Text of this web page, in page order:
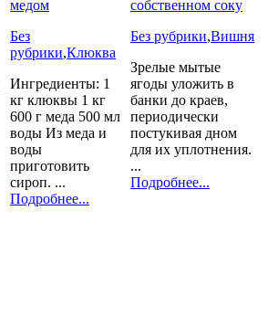
медом
Без
рубрики,Клюква
Ингредиенты: 1
кг клюквы 1 кг
600 г меда 500 мл
воды Из меда и
воды
приготовить
сироп. ...
Подробнее...
собственном соку
Без рубрики,Вишня
Зрелые мытые
ягоды уложить в
банки до краев,
периодически
постукивая дном
для их уплотнения.
...
Подробнее...